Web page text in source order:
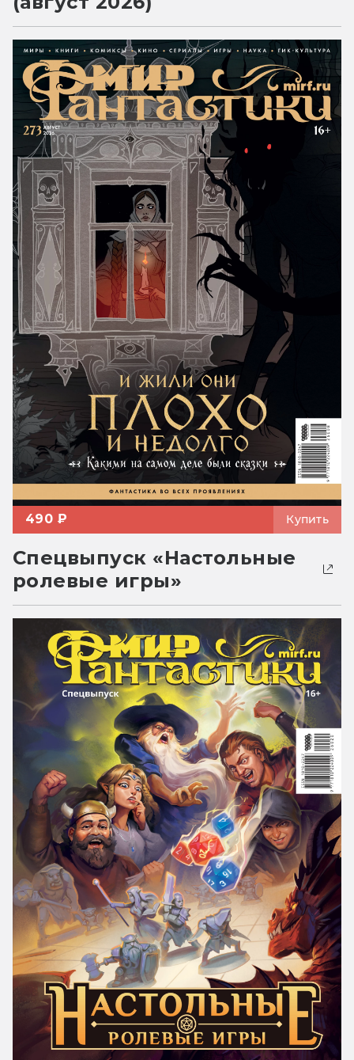
490 ₽ Купить
Спецвыпуск «Настольные
ролевые игры»